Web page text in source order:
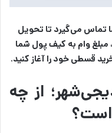
تماس می‌گیرد تا تحویل
مبلغ وام به کیف پول شما
قسطی خود را آغاز کنید.
از چه
است؟